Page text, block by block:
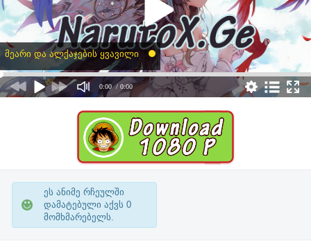
0:00 / 0:00
მეარი და ალქაჯების ყვავილი
ეს ანიმე რჩეულში
დამატებული აქვს 0
მომხმარებელს.